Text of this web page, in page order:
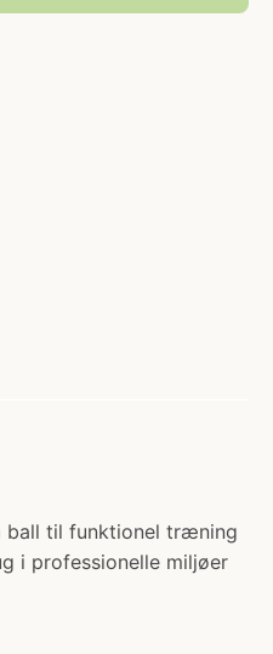
ball til funktionel træning
i professionelle miljøer